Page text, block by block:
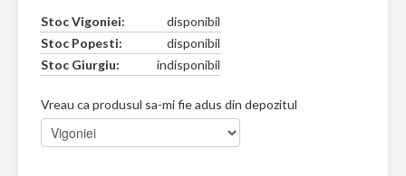
Stoc Vigoniei:
disponibil
Stoc Popesti:
disponibil
Stoc Giurgiu:
indisponibil
Vreau ca produsul sa-mi fie adus din depozitul